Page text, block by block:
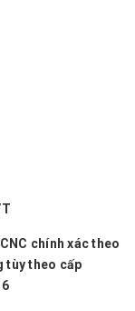
chính xác theo
tùy theo cấp